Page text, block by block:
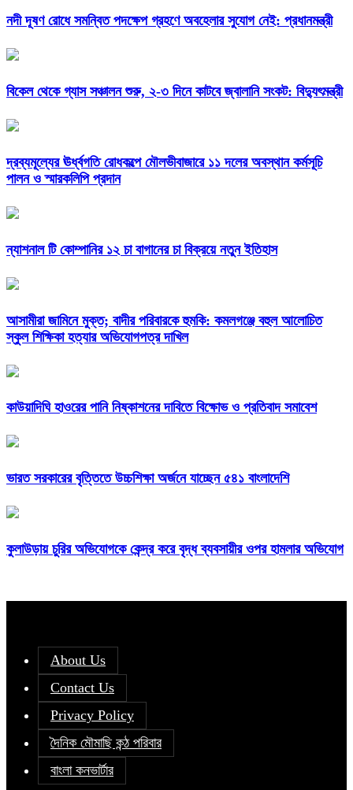
নদী দূষণ রোধে সমন্বিত পদক্ষেপ গ্রহণে অবহেলার সুযোগ নেই: প্রধানমন্ত্রী
বিকেল থেকে গ্যাস সঞ্চালন শুরু, ২-৩ দিনে কাটবে জ্বালানি সংকট: বিদ্যুৎমন্ত্রী
দ্রব্যমূল্যের ঊর্ধ্বগতি রোধকল্পে মৌলভীবাজারে ১১ দলের অবস্থান কর্মসূচি
পালন ও স্মারকলিপি প্রদান
ন্যাশনাল টি কোম্পানির ১২ চা বাগানের চা বিক্রয়ে নতুন ইতিহাস
আসামীরা জামিনে মুক্ত; বাদীর পরিবারকে হুমকি: কমলগঞ্জে বহুল আলোচিত
স্কুল শিক্ষিকা হত্যার অভিযোগপত্র দাখিল
কাউয়াদিঘি হাওরের পানি নিষ্কাশনের দাবিতে বিক্ষোভ ও প্রতিবাদ সমাবেশ
ভারত সরকারের বৃত্তিতে উচ্চশিক্ষা অর্জনে যাচ্ছেন ৫৪১ বাংলাদেশি
কুলাউড়ায় চুরির অভিযোগকে কেন্দ্র করে বৃদ্ধ ব্যবসায়ীর ওপর হামলার অভিযোগ
About Us
Contact Us
Privacy Policy
দৈনিক মৌমাছি কন্ঠ পরিবার
বাংলা কনভার্টার